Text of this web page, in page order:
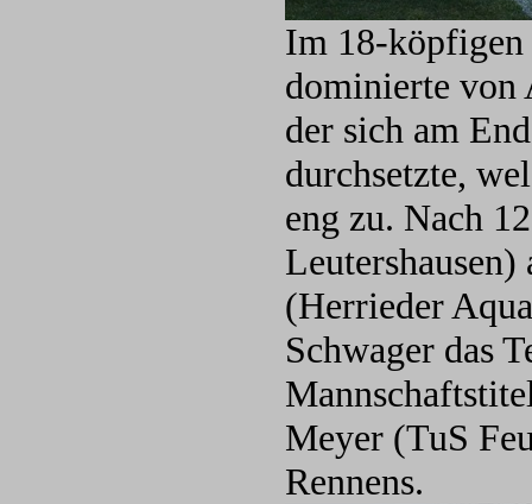
Im 18-köpfigen
dominierte von
der sich am
durchsetzte,
eng zu. Nach
(Herrieder
Schwager das
Meyer (TuS
Rennens.